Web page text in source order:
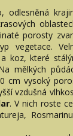
odlesněná
porosty
vegetace.
koz, které
mělkých
cm vysoký
vzdušná
. V nich roste